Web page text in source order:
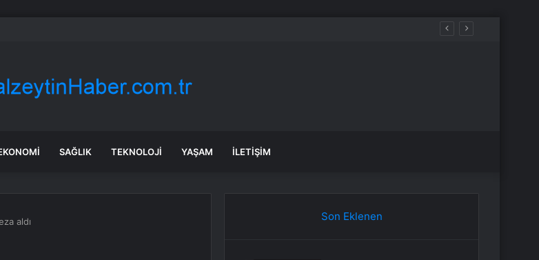
bölmede deste deste para buldu
SAĞLIK TEKNOLOJI YAŞAM İLETIŞIM
aldı Son Eklenen